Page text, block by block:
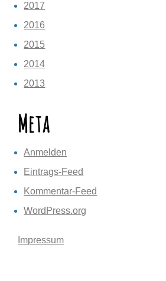
2017
2016
2015
2014
2013
Meta
Anmelden
Eintrags-Feed
Kommentar-Feed
WordPress.org
Impressum